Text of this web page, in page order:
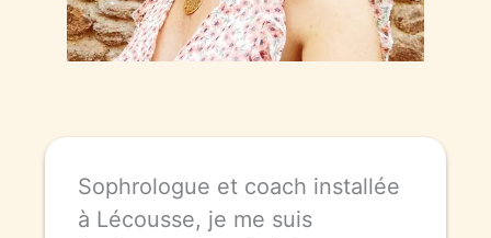
Sophrologue et coach installée
à Lécousse, je me suis